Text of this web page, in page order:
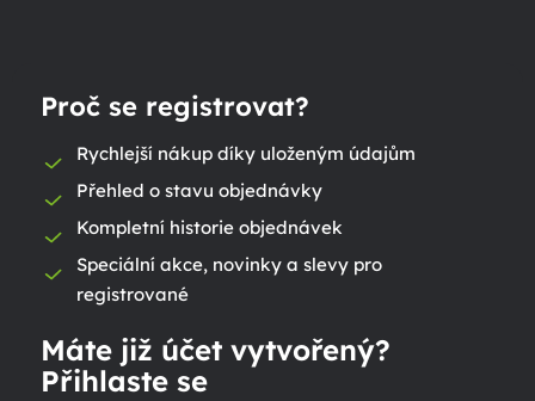
Proč se registrovat?
Rychlejší nákup díky uloženým údajům
Přehled o stavu objednávky
Kompletní historie objednávek
Speciální akce, novinky a slevy pro
registrované
Máte již účet vytvořený?
Přihlaste se